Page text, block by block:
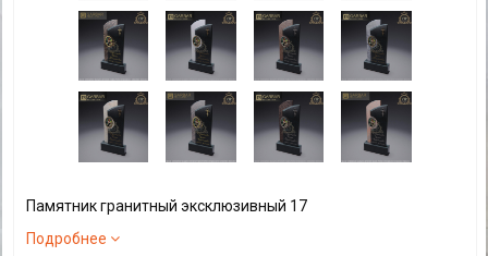
Памятник гранитный эксклюзивный 17
Подробнее